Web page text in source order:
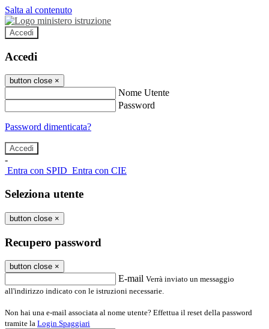
Salta al contenuto
Accedi
Accedi
button close ×
Nome Utente
Password
Password dimenticata?
-
Entra con SPID Entra con CIE
Seleziona utente
button close ×
Recupero password
button close ×
E-mail Verrà inviato un messaggio
all'indirizzo indicato con le istruzioni necessarie.
Non hai una e-mail associata al nome utente? Effettua il reset della password
tramite la Login Spaggiari